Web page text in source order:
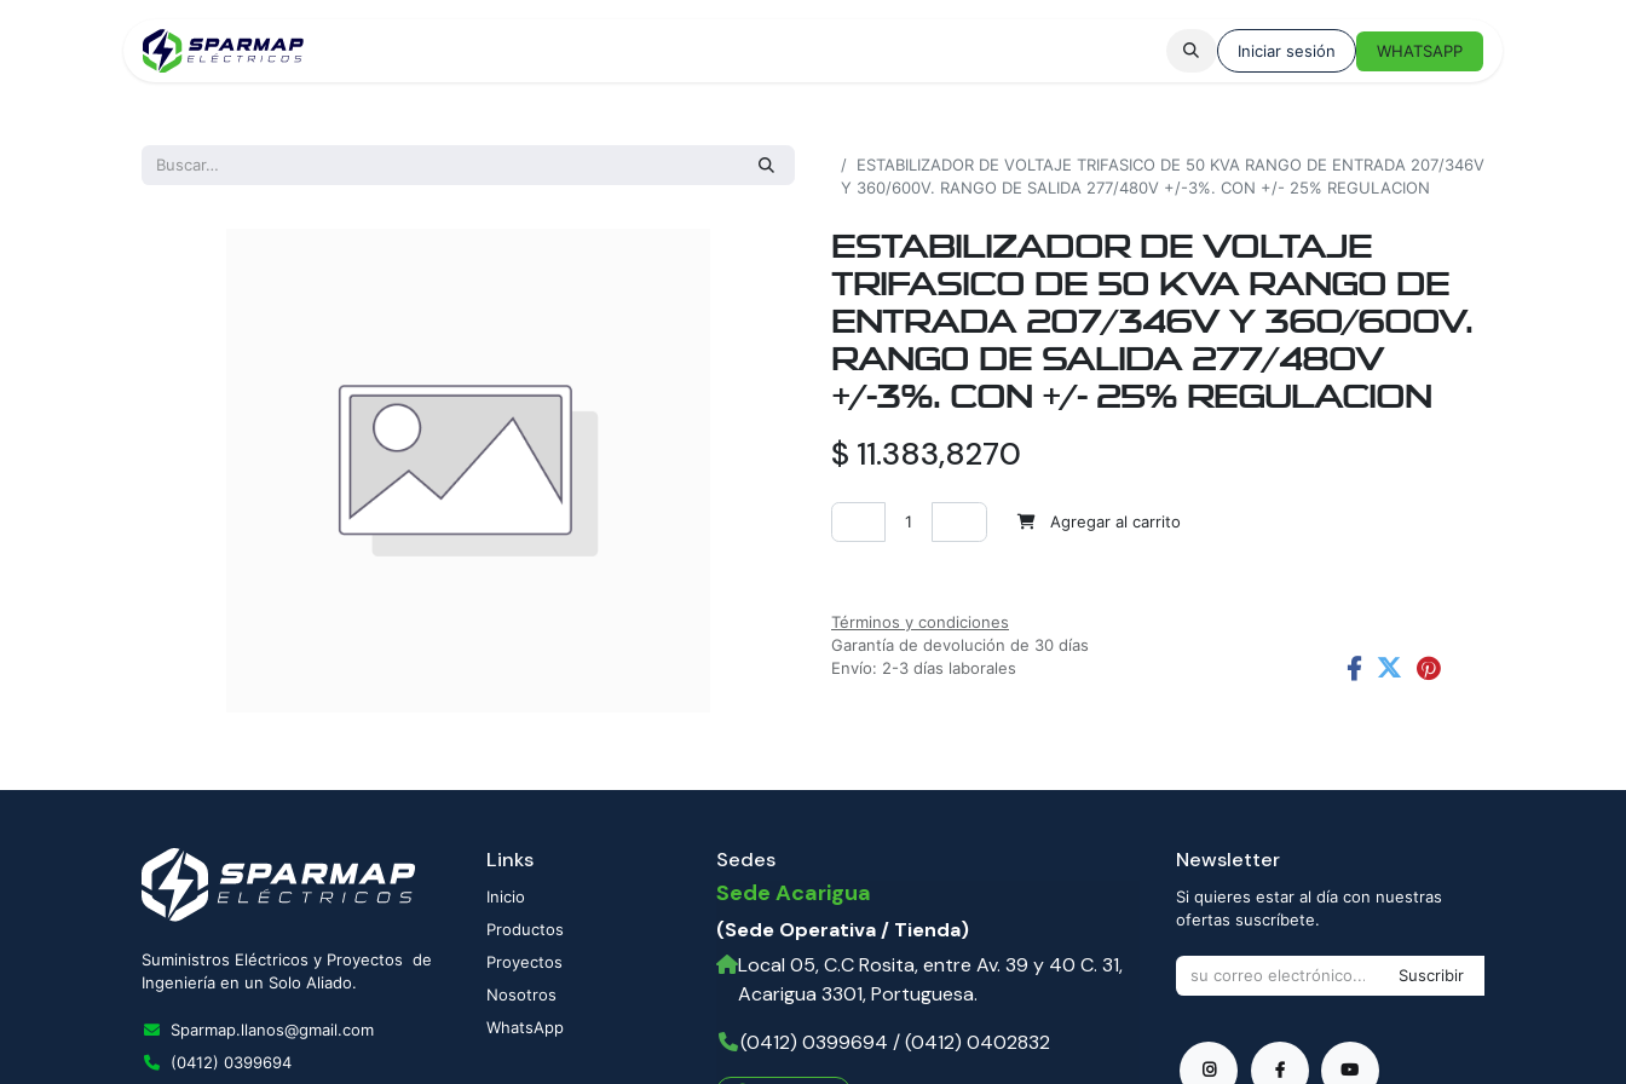
Iniciar sesión WHATSAPP
ESTABILIZADOR DE VOLTAJE TRIFASICO DE 50 KVA RANGO DE ENTRADA 207/346V
Y 360/600V. RANGO DE SALIDA 277/480V +/-3%. CON +/- 25% REGULACION
ESTABILIZADOR DE VOLTAJE
TRIFASICO DE 50 KVA RANGO DE
ENTRADA 207/346V Y 360/600V.
RANGO DE SALIDA 277/480V
+/-3%. CON +/- 25% REGULACION
$ 11.383,8270
Agregar al carrito
Términos y condiciones
Garantía de devolución de 30 días
Envío: 2-3 días laborales
Suministros Eléctricos y Proyectos de
Ingeniería en un Solo Aliado.
Sparmap.llanos@gmail.com
(0412) 0399694
Links
Inicio
Productos
Proyectos
Nosotros
WhatsApp
Sedes
Sede Acarigua
(Sede Operativa / Tienda)
Local 05, C.C Rosita, entre Av. 39 y 40 C. 31,
Acarigua 3301, Portuguesa.
(0412) 0399694 / (0412) 0402832
Newsletter
Si quieres estar al día con nuestras
ofertas suscríbete.
Suscribir